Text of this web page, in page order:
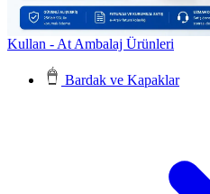
Kullan - At Ambalaj Ürünleri
Bardak ve Kapaklar